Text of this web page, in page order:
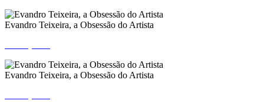
Evandro Teixeira, a Obsessão do Artista
Evandro Teixeira, a Obsessão do Artista